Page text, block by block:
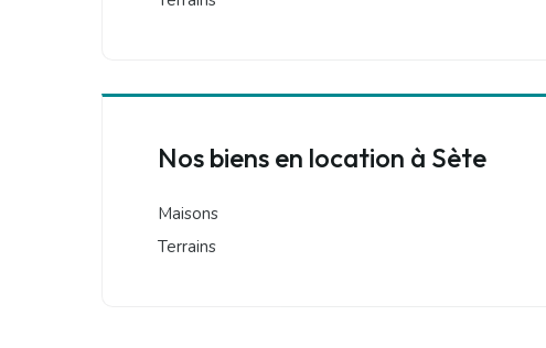
Nos biens en location à Sète
Maisons
Terrains